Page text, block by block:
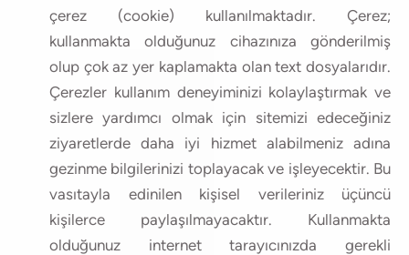
çerez (cookie) kullanılmaktadır. Çerez;
kullanmakta olduğunuz cihazınıza gönderilmiş
olup çok az yer kaplamakta olan text dosyalarıdır.
Çerezler kullanım deneyiminizi kolaylaştırmak ve
sizlere yardımcı olmak için sitemizi edeceğiniz
ziyaretlerde daha iyi hizmet alabilmeniz adına
gezinme bilgilerinizi toplayacak ve işleyecektir. Bu
vasıtayla edinilen kişisel verileriniz üçüncü
kişilerce paylaşılmayacaktır. Kullanmakta
olduğunuz internet tarayıcınızda gerekli